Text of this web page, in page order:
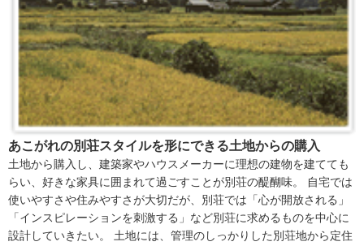
あこがれの別荘スタイルを形にできる土地からの購入
土地から購入し、建築家やハウスメーカーに理想の建物を建てても
らい、好きな家具に囲まれて過ごすことが別荘の醍醐味。 自宅では
使いやすさや住みやすさが大切だが、別荘では「心が開放される」
「インスピレーションを刺激する」など別荘に求めるものを中心に
設計していきたい。 土地には、管理のしっかりした別荘地から定住